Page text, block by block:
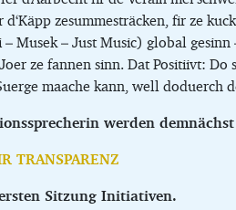
zesummesträcken, fir ze
Musek – Just Music) global
ze fannen sinn. Dat Positiivt:
maache kann, well
werden
TRANSPARENZ
Sitzung Initiativen.